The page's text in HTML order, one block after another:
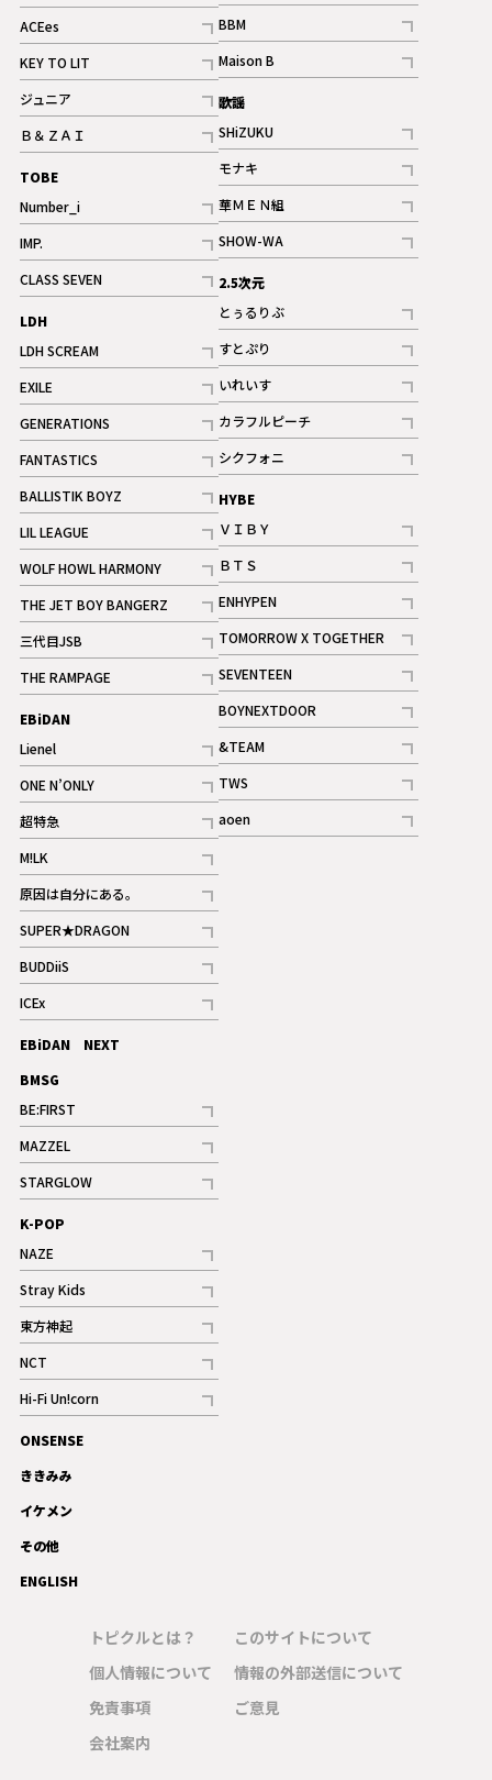
記事
ACEes
記事
KEY TO LIT
記事
ジュニア
記事
Ｂ＆ＺＡＩ
記事
TOBE
Number_i
記事
IMP.
記事
CLASS SEVEN
記事
LDH
LDH SCREAM
記事
EXILE
記事
GENERATIONS
記事
FANTASTICS
記事
BALLISTIK BOYZ
記事
LIL LEAGUE
記事
WOLF HOWL HARMONY
記事
THE JET BOY BANGERZ
記事
三代目JSB
記事
THE RAMPAGE
記事
ギャラリー
EBiDAN
Lienel
記事
ONE N’ONLY
記事
超特急
記事
M!LK
記事
原因は自分にある。
記事
SUPER★DRAGON
記事
BUDDiiS
記事
ICEx
記事
EBiDAN NEXT
BMSG
BE:FIRST
記事
ギャラリー
MAZZEL
記事
ギャラリー
STARGLOW
記事
記事
BBM
記事
ギャラリー
Maison B
記事
歌謡
SHiZUKU
記事
モナキ
記事
華ＭＥＮ組
記事
SHOW-WA
記事
2.5次元
とぅるりぶ
記事
すとぷり
記事
ギャラリー
いれいす
記事
ギャラリー
カラフルピーチ
記事
シクフォニ
記事
HYBE
ＶＩＢＹ
記事
ＢＴＳ
記事
ENHYPEN
記事
TOMORROW X TOGETHER
記事
ギャラリー
SEVENTEEN
記事
BOYNEXTDOOR
記事
&TEAM
記事
TWS
記事
aoen
記事
K-POP
NAZE
記事
Stray Kids
記事
東方神起
記事
NCT
記事
Hi-Fi Un!corn
記事
ギャラリー
ONSENSE
ききみみ
イケメン
その他
ENGLISH
トピクルとは？
個人情報について
免責事項
会社案内
このサイトについて
情報の外部送信について
ご意見